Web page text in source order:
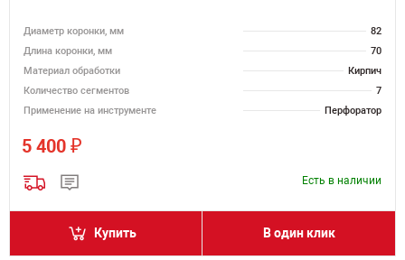
Диаметр коронки, мм
82
Длина коронки, мм
70
Материал обработки
Кирпич
Количество сегментов
7
Применение на инструменте
Перфоратор
5 400 ₽
Есть в наличии
Купить В один клик